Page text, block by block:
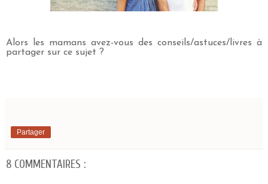
Alors les mamans avez-vous des conseils/astuces/livres à
partager sur ce sujet ?
Partager
8 COMMENTAIRES :